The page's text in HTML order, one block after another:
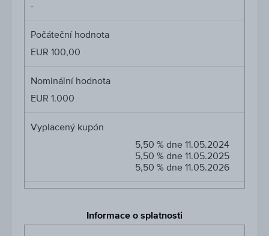
-
Počáteční hodnota
EUR 100,00
Nominální hodnota
EUR 1.000
Vyplacený kupón
5,50 % dne 11.05.2024
5,50 % dne 11.05.2025
5,50 % dne 11.05.2026
Informace o splatnosti